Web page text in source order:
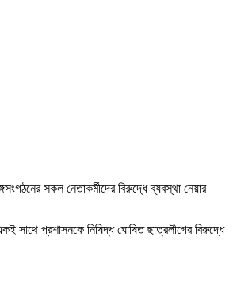
সকল নেতাকর্মীদের বিরুদ্ধে ব্যবস্থা নেয়ার
সাথে প্রশাসনকে নিষিদ্ধ ঘোষিত ছাত্রলীগের বিরুদ্ধে